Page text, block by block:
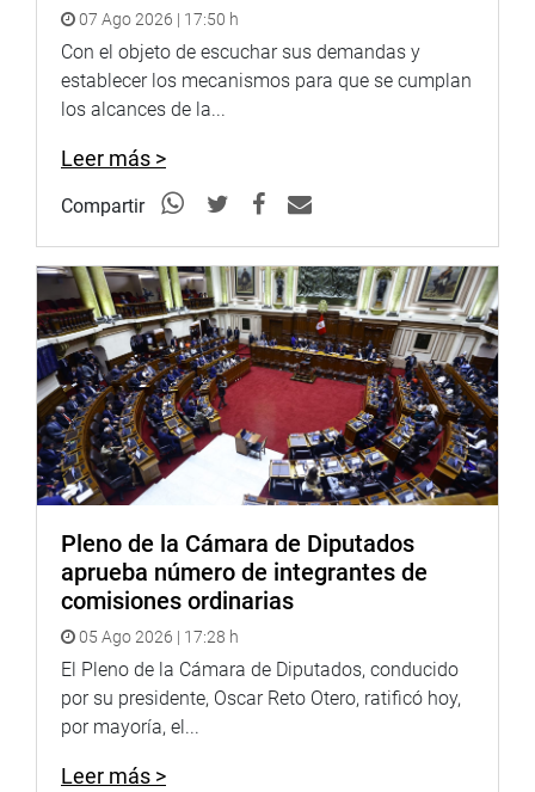
Por ello, consideró que ha llegado el momento de evaluar
seriamente la implementación de asociaciones público-
privadas como una alternativa para mejorar los servicios
y cerrar brechas históricas que afectan a millones de
peruanos.
Crisis política y necesidad de un gobierno fuerte
Consultado sobre las investigaciones que involucran al
presidente José Jerí y la posibilidad de un cambio en el
escenario político, Rospigliosi Capurro coincidió en que la
inestabilidad es una constante en el país.
“En el Perú, de un día para otro, las cosas pueden
cambiar. Por ahora, estamos a la espera de ver qué es lo
que finalmente va a ocurrir y si aparecen pruebas
contundentes” (en el Casso Jerí), subrayó.
Finalmente, reiteró que el país necesita soluciones
radicales y expresó su confianza en que, a partir del
próximo 28 de julio, se conforme un gobierno fuerte,
capaz de aplicar medidas firmes y de restablecer de
manera real y efectiva la división de poderes.
OFICINA DE COMUNICACIONES E IMAGEN
INSTITUCIONAL
07 Ago 2026 | 17:50 h
Con el objeto de escuchar sus demandas y
establecer los mecanismos para que se cumplan
los alcances de la...
Leer más >
Compartir
Pleno de la Cámara de Diputados
aprueba número de integrantes de
comisiones ordinarias
05 Ago 2026 | 17:28 h
El Pleno de la Cámara de Diputados, conducido
por su presidente, Oscar Reto Otero, ratificó hoy,
por mayoría, el...
Leer más >